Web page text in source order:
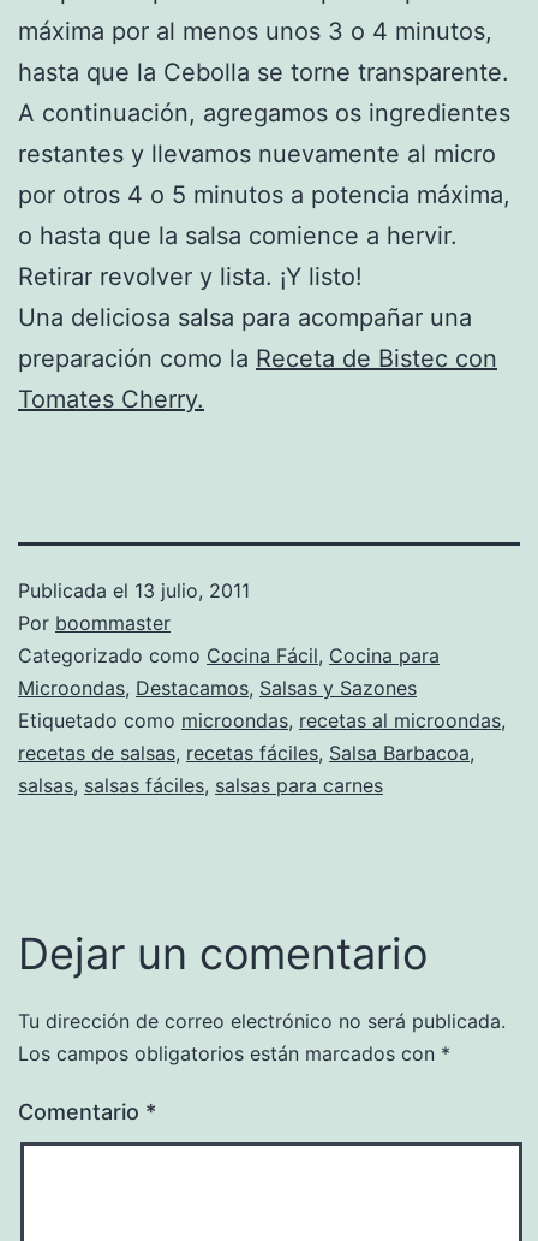
máxima por al menos unos 3 o 4 minutos,
hasta que la Cebolla se torne transparente.
A continuación, agregamos os ingredientes
restantes y llevamos nuevamente al micro
por otros 4 o 5 minutos a potencia máxima,
o hasta que la salsa comience a hervir.
Retirar revolver y lista. ¡Y listo!
Una deliciosa salsa para acompañar una
preparación como la Receta de Bistec con
Tomates Cherry.
Publicada el 13 julio, 2011
Por boommaster
Categorizado como Cocina Fácil, Cocina para
Microondas, Destacamos, Salsas y Sazones
Etiquetado como microondas, recetas al microondas,
recetas de salsas, recetas fáciles, Salsa Barbacoa,
salsas, salsas fáciles, salsas para carnes
Dejar un comentario
Tu dirección de correo electrónico no será publicada.
Los campos obligatorios están marcados con *
Comentario *